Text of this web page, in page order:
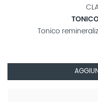
Tonico